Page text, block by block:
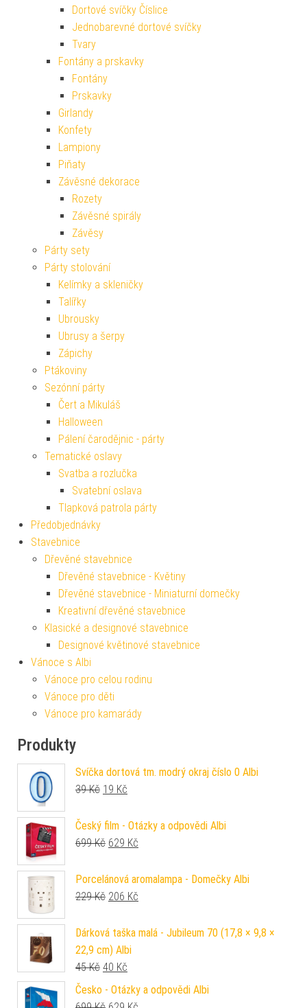
Dortové svíčky Číslice
Jednobarevné dortové svíčky
Tvary
Fontány a prskavky
Fontány
Prskavky
Girlandy
Konfety
Lampiony
Piňaty
Závěsné dekorace
Rozety
Závěsné spirály
Závěsy
Párty sety
Párty stolování
Kelímky a skleničky
Talířky
Ubrousky
Ubrusy a šerpy
Zápichy
Ptákoviny
Sezónní párty
Čert a Mikuláš
Halloween
Pálení čarodějnic - párty
Tematické oslavy
Svatba a rozlučka
Svatební oslava
Tlapková patrola párty
Předobjednávky
Stavebnice
Dřevěné stavebnice
Dřevěné stavebnice - Květiny
Dřevěné stavebnice - Miniaturní domečky
Kreativní dřevěné stavebnice
Klasické a designové stavebnice
Designové květinové stavebnice
Vánoce s Albi
Vánoce pro celou rodinu
Vánoce pro děti
Vánoce pro kamarády
Produkty
Svíčka dortová tm. modrý okraj číslo 0 Albi
39Kč Původní cena byla: 39 Kč.
19 Kč
Český film - Otázky a odpovědi Albi
699Kč Původní cena byla: 699 Kč.
629 Kč
Porcelánová aromalampa - Domečky Albi
229Kč Původní cena byla: 229 Kč.
206 Kč
Dárková taška malá - Jubileum 70 (17,8 × 9,8 ×
22,9 cm) Albi
45Kč Původní cena byla: 45 Kč.
40 Kč
Česko - Otázky a odpovědi Albi